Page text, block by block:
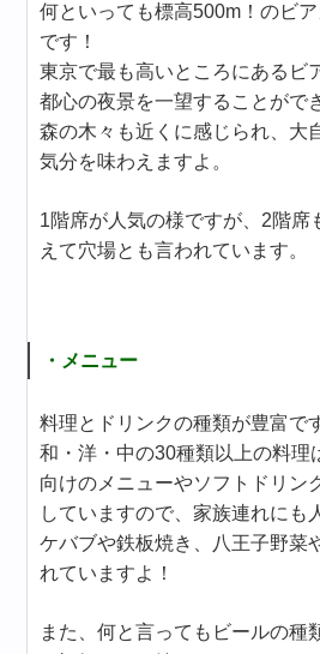
何といっても標高500m！のビ
です！
東京で最も高いところにあるビ
都心の夜景を一望することがで
森の木々も近くに感じられ、大
気分を味わえますよ。
1階席が人気の様ですが、2階席
えて穴場とも言われています。
・メニュー
料理とドリンクの種類が豊富で
和・洋・中の30種類以上の料理
向けのメニューやソフトドリン
していますので、家族連れにも
ケバブや鉄板焼き、八王子野菜
れていますよ！
また、何と言ってもビールの種